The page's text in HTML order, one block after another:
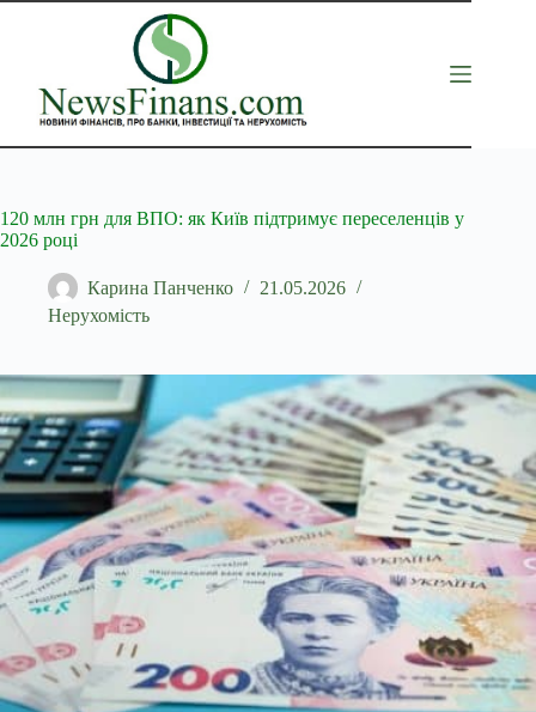
Перейти
120 млн грн для ВПО: як Київ підтримує переселенців у
2026 році
Карина Панченко
21.05.2026
Нерухомість